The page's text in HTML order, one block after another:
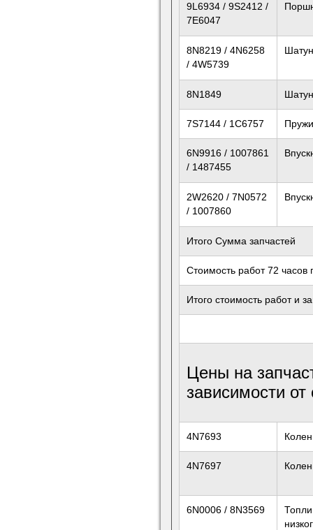
9L6934 / 9S2412 /
7E6047
8N8219 / 4N6258
/ 4W5739
8N1849
7S7144 / 1C6757
6N9916 / 1007861
/ 1487455
2W2620 / 7N0572
/ 1007860
Итого Сумма запчастей
Стоимость работ 72 часов
Итого стоимость работ и
Цены на
зависимости от
4N7693
4N7697
6N0006 / 8N3569